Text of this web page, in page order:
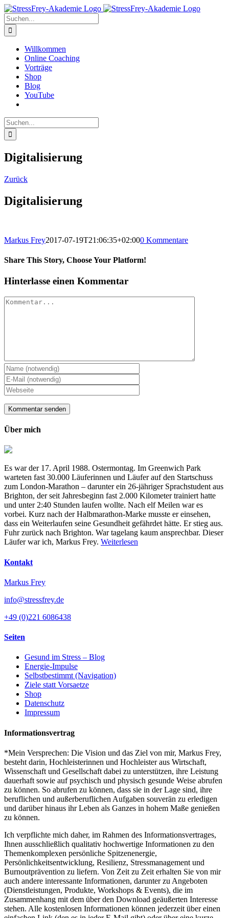
Zum
Inhalt
springen
Suche
nach:
Willkommen
Online Coaching
Vorträge
Shop
Blog
YouTube
Suche
nach:
Digitalisierung
Zurück
Digitalisierung
Markus Frey2017-07-19T21:06:35+02:000 Kommentare
Share This Story, Choose Your Platform!
Hinterlasse einen Kommentar
Kommentar
Über mich
Es war der 17. April 1988. Ostermontag. Im Greenwich Park
warteten fast 30.000 Läuferinnen und Läufer auf den Startschuss
zum London-Marathon – darunter ein 26-jähriger Sprachstudent aus
Brighton, der seit Jahresbeginn fast 2.000 Kilometer trainiert hatte
und unter 2:40 Stunden laufen wollte. Nach elf Meilen war es
vorbei. Kurz nach der Halbmarathon-Marke musste er einsehen,
dass ein Weiterlaufen seine Gesundheit gefährdet hätte. Er stieg aus.
Fuhr zurück nach Brighton. War tagelang kaum ansprechbar. Dieser
Läufer war ich, Markus Frey. Weiterlesen
Kontakt
Markus Frey
info@stressfrey.de
+49 (0)221 6086438
Seiten
Gesund im Stress – Blog
Energie-Impulse
Selbstbestimmt (Navigation)
Ziele statt Vorsaetze
Shop
Datenschutz
Impressum
Informationsvertrag
*Mein Versprechen: Die Vision und das Ziel von mir, Markus Frey,
besteht darin, Hochleisterinnen und Hochleister aus Wirtschaft,
Wissenschaft und Gesellschaft dabei zu unterstützen, ihre Leistung
dauerhaft sowie auf psychisch und physisch gesunde Weise abrufen
zu können. So abrufen zu können, dass sie in der Lage sind, ihre
beruflichen und außerberuflichen Aufgaben souverän zu erledigen
und darüber hinaus ihr Leben als Ganzes in hohem Maße genießen
zu können.
Ich verpflichte mich daher, im Rahmen des Informationsvertrages,
Ihnen ausschließlich qualitativ hochwertige Informationen zu den
Themenkomplexen persönliche Spitzenenergie,
Persönlichkeitsentwicklung, Resilienz, Stressmanagement und
Burnoutprävention zu liefern. Von Zeit zu Zeit erhalten Sie von mir
auch andere interessante Informationen, darunter zu Angeboten
(Dienstleistungen, Produkte, Workshops & Events), die im
Zusammenhang mit dem über den Download geäußerten Interesse
stehen. Alle kostenlosen Informationen können jederzeit über einen